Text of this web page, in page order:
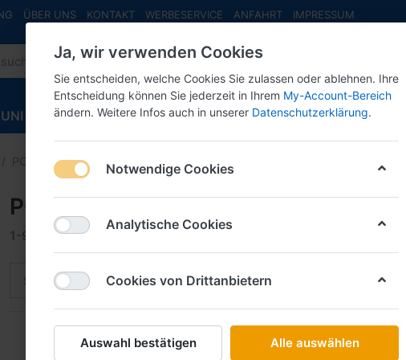
ÜBER UNS KONTAKT WERBESERVICE ANFAHRT IMPRESSUM
INFO MAI NEU EINGETROFFEN NEUHEITEN
PCX-Vorank.Feb. 2026
PCX-Vorank.Feb. 2026
1-9 von9
Sortiere nach Name: A bis Z
BREKINA
Ja, wir verwenden Cookies
Sie entscheiden, welche Cookies Sie zulassen oder ablehnen. Ihre
Entscheidung können Sie jederzeit in Ihrem My-Account-Bereich
ändern. Weitere Infos auch in unserer Datenschutzerklärung.
Notwendige Cookies
Analytische Cookies
Cookies von Drittanbietern
Auswahl bestätigen Alle auswählen